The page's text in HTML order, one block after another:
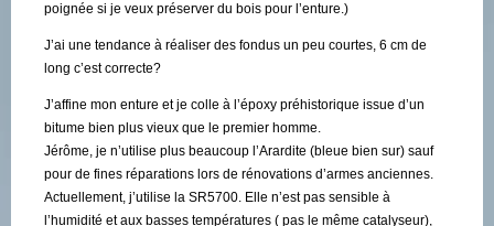
poignée si je veux préserver du bois pour l’enture.)
J’ai une tendance à réaliser des fondus un peu courtes, 6 cm de
long c’est correcte?
J’affine mon enture et je colle à l’époxy préhistorique issue d’un
bitume bien plus vieux que le premier homme.
Jérôme, je n’utilise plus beaucoup l’Arardite (bleue bien sur) sauf
pour de fines réparations lors de rénovations d’armes anciennes.
Actuellement, j’utilise la SR5700. Elle n’est pas sensible à
l’humidité et aux basses températures ( pas le même catalyseur),